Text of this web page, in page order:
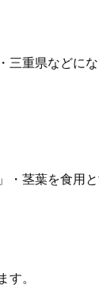
重県などにな
茎葉を食用
。